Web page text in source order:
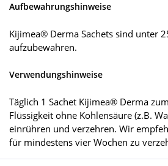
Aufbewahrungshinweise
Kijimea® Derma Sachets sind unter
aufzubewahren.
Verwendungshinweise
Täglich 1 Sachet Kijimea® Derma
Flüssigkeit ohne Kohlensäure (z.B.
einrühren und verzehren. Wir
für mindestens vier Wochen zu